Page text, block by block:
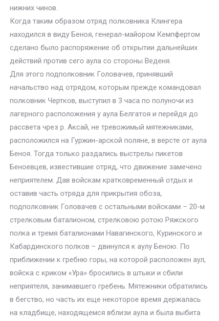
нижних чинов.
Когда таким образом отряд полковника Клингера
находился в виду Беноя, генерал-майором Кемпфертом
сделано было распоряжение об открытии дальнейших
действий против сего аула со стороны Веденя.
Для этого подполковник Головачев, принявший
начальство над отрядом, которым прежде командовал
полковник Чертков, выступил в 3 часа по полуночи из
лагерного расположения у аула Белгатоя и перейдя до
рассвета чрез р. Аксай, не тревожимый мятежниками,
расположился на Гуржин-арской поляне, в версте от аула
Беноя. Тогда только раздались выстрелы пикетов
Беноевцев, известившие отряд, что движение замечено
неприятелем. Дав войскам кратковременный отдых и
оставив часть отряда для прикрытия обоза,
подполковник Головачев с остальными войсками – 20-м
стрелковым баталионом, стрелковою ротою Ряжского
полка и тремя баталионами Навагинского, Куринского и
Кабардинского полков – двинулся к аулу Беною. По
приближении к гребню горы, на которой расположен аул,
войска с криком «Ура» бросились в штыки и сбили
неприятеля, занимавшего гребень. Мятежники обратились
в бегство, но часть их еще некоторое время держалась
на кладбище, находящемся вблизи аула и была выбита